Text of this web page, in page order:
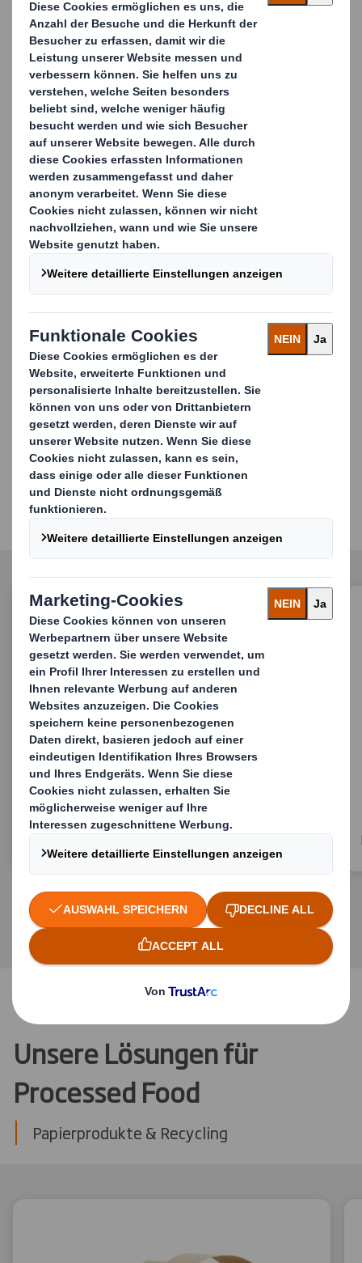
Etablierte Markeninhaber sowie wachsende
Unternehmen möchten, dass ihre
Sekundärverpackung die gleichen hohen Standards
erfüllt wie die Primärverpackung.
Dank unserer Expertise im Verpackungsdesign für
Verbundmaterialien anbieten. Wir bieten
Verpackungen in beliebiger Größe für Ihre Fest-
und Flüssigprodukte.
Unsere Lösungen für
Processed Food
Verpackungen & Displays und Point-of-Sale
Bulk Verpackungen
Unsere Lösungen für
Processed Food
Papierprodukte & Recycling